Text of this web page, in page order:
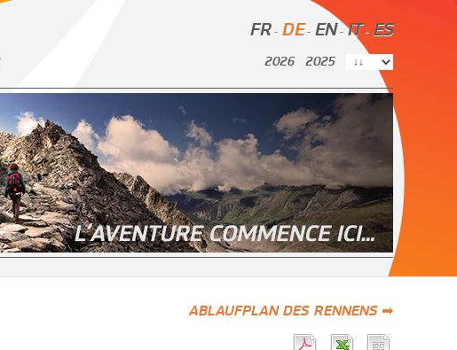
FR- DE- EN- IT - ES
2026 2025
ABLAUFPLAN DES RENNENS ➡